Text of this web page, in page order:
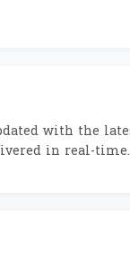
with the
in real-time.